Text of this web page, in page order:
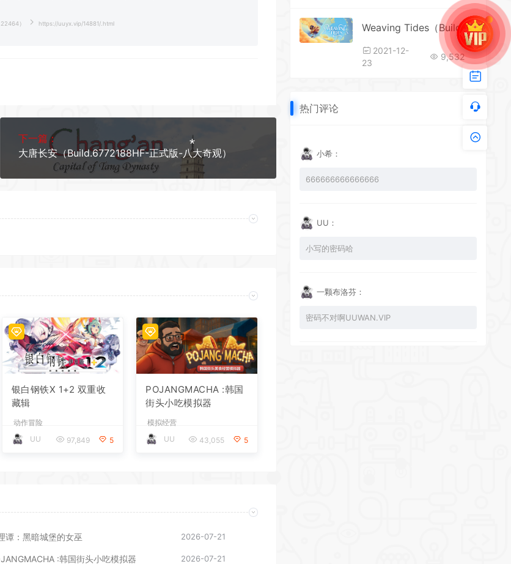
） https://uuyx.vip/14881/.html
下一篇：
大唐长安（Build.6772188HF-正式版-八大奇观）
银白钢铁X 1+2 双重收
藏辑
动作冒险
UU
97,849 5
POJANGMACHA :韩国
街头小吃模拟器
模拟经营
UU
43,055 5
谭：黑暗城堡的女巫 2026-07-21
:韩国街头小吃模拟器 2026-07-21
Weaving Tides（Build 6897003）()
2021-12-
23
9,532
热门评论
小希：
666666666666666
UU：
小写的密码哈
一颗布洛芬：
密码不对啊UUWAN.VIP
*
*
*
*
*